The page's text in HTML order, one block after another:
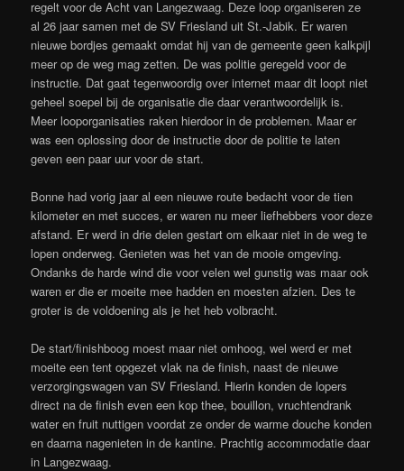
regelt voor de Acht van Langezwaag. Deze loop organiseren ze
al 26 jaar samen met de SV Friesland uit St.-Jabik. Er waren
nieuwe bordjes gemaakt omdat hij van de gemeente geen kalkpijl
meer op de weg mag zetten. De was politie geregeld voor de
instructie. Dat gaat tegenwoordig over internet maar dit loopt niet
geheel soepel bij de organisatie die daar verantwoordelijk is.
Meer looporganisaties raken hierdoor in de problemen. Maar er
was een oplossing door de instructie door de politie te laten
geven een paar uur voor de start.
Bonne had vorig jaar al een nieuwe route bedacht voor de tien
kilometer en met succes, er waren nu meer liefhebbers voor deze
afstand. Er werd in drie delen gestart om elkaar niet in de weg te
lopen onderweg. Genieten was het van de mooie omgeving.
Ondanks de harde wind die voor velen wel gunstig was maar ook
waren er die er moeite mee hadden en moesten afzien. Des te
groter is de voldoening als je het heb volbracht.
De start/finishboog moest maar niet omhoog, wel werd er met
moeite een tent opgezet vlak na de finish, naast de nieuwe
verzorgingswagen van SV Friesland. Hierin konden de lopers
direct na de finish even een kop thee, bouillon, vruchtendrank
water en fruit nuttigen voordat ze onder de warme douche konden
en daarna nagenieten in de kantine. Prachtig accommodatie daar
in Langezwaag.